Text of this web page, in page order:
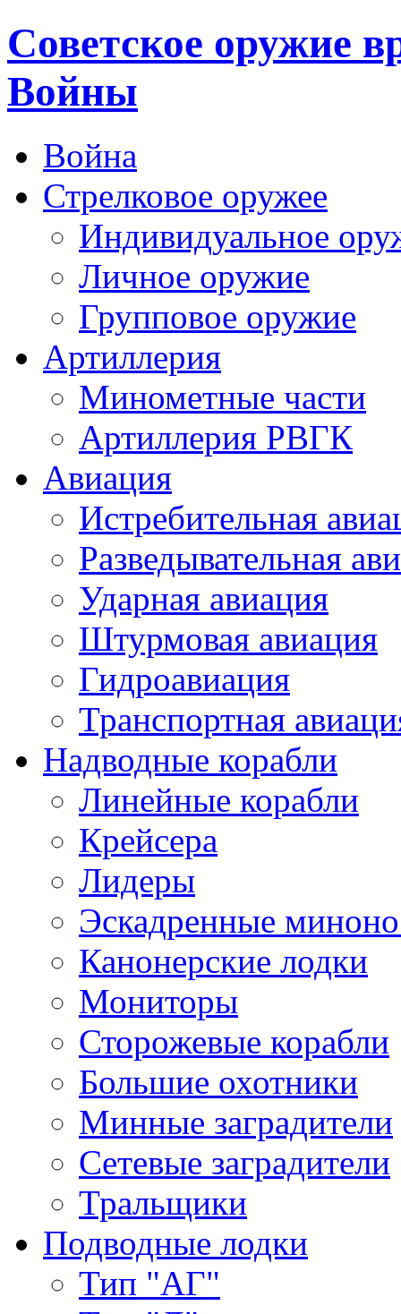
Cоветское оружие
Войны
Война
Стрелковое оружее
Индивидуальное
Личное оружие
Групповое оружие
Артиллерия
Минометные части
Артиллерия РВГК
Авиация
Истребительная
Разведывательная
Ударная авиация
Штурмовая авиация
Гидроавиация
Транспортная
Надводные корабли
Линейные корабли
Крейсера
Лидеры
Эскадренные
Канонерские лодки
Мониторы
Сторожевые корабли
Большие охотники
Минные заградители
Сетевые заградители
Тральщики
Подводные лодки
Тип "АГ"